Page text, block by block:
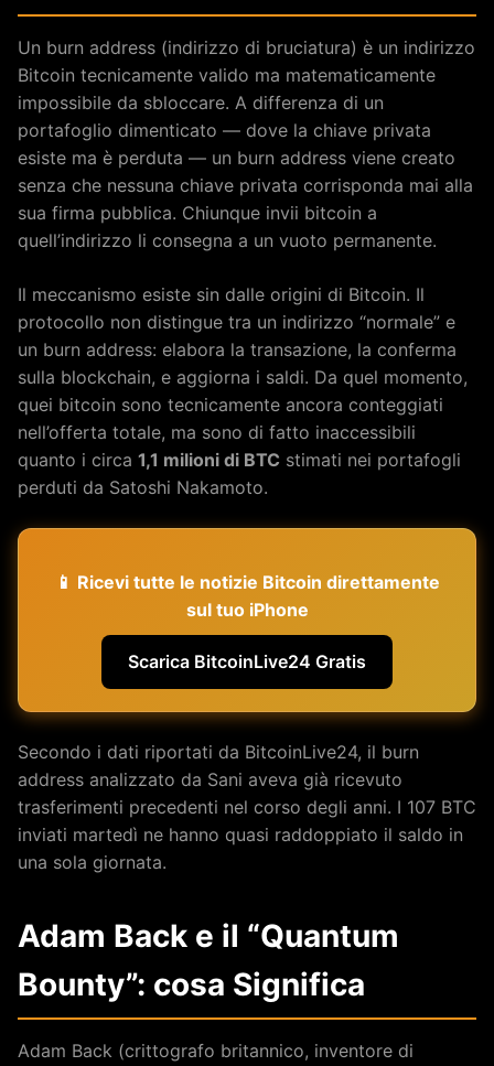
Un burn address (indirizzo di bruciatura) è un indirizzo
Bitcoin tecnicamente valido ma matematicamente
impossibile da sbloccare. A differenza di un
portafoglio dimenticato — dove la chiave privata
esiste ma è perduta — un burn address viene creato
senza che nessuna chiave privata corrisponda mai alla
sua firma pubblica. Chiunque invii bitcoin a
quell’indirizzo li consegna a un vuoto permanente.
Il meccanismo esiste sin dalle origini di Bitcoin. Il
protocollo non distingue tra un indirizzo “normale” e
un burn address: elabora la transazione, la conferma
sulla blockchain, e aggiorna i saldi. Da quel momento,
quei bitcoin sono tecnicamente ancora conteggiati
nell’offerta totale, ma sono di fatto inaccessibili
quanto i circa 1,1 milioni di BTC stimati nei portafogli
perduti da Satoshi Nakamoto.
📱 Ricevi tutte le notizie Bitcoin direttamente
sul tuo iPhone
Scarica BitcoinLive24 Gratis
Secondo i dati riportati da BitcoinLive24, il burn
address analizzato da Sani aveva già ricevuto
trasferimenti precedenti nel corso degli anni. I 107 BTC
inviati martedì ne hanno quasi raddoppiato il saldo in
una sola giornata.
Adam Back e il “Quantum
Bounty”: cosa Significa
Adam Back (crittografo britannico, inventore di